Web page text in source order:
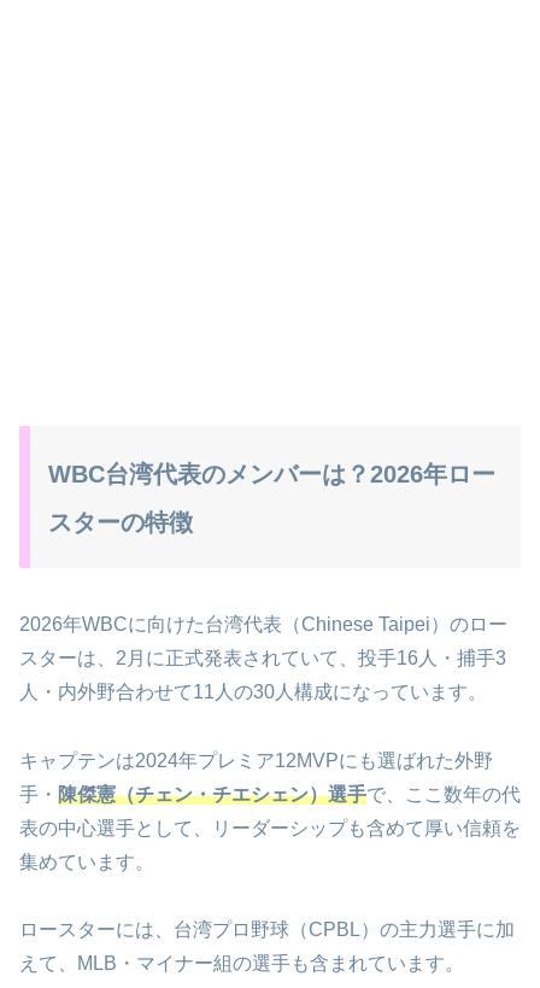
WBC台湾代表のメンバーは？2026年ロー
スターの特徴
2026年WBCに向けた台湾代表（Chinese Taipei）のロー
スターは、2月に正式発表されていて、投手16人・捕手3
人・内外野合わせて11人の30人構成になっています。
キャプテンは2024年プレミア12MVPにも選ばれた外野
手・ 陳傑憲（チェン・チエシェン）選手で、ここ数年の代
表の中心選手として、リーダーシップも含めて厚い信頼を
集めています。
ロースターには、台湾プロ野球（CPBL）の主力選手に加
えて、MLB・マイナー組の選手も含まれています。